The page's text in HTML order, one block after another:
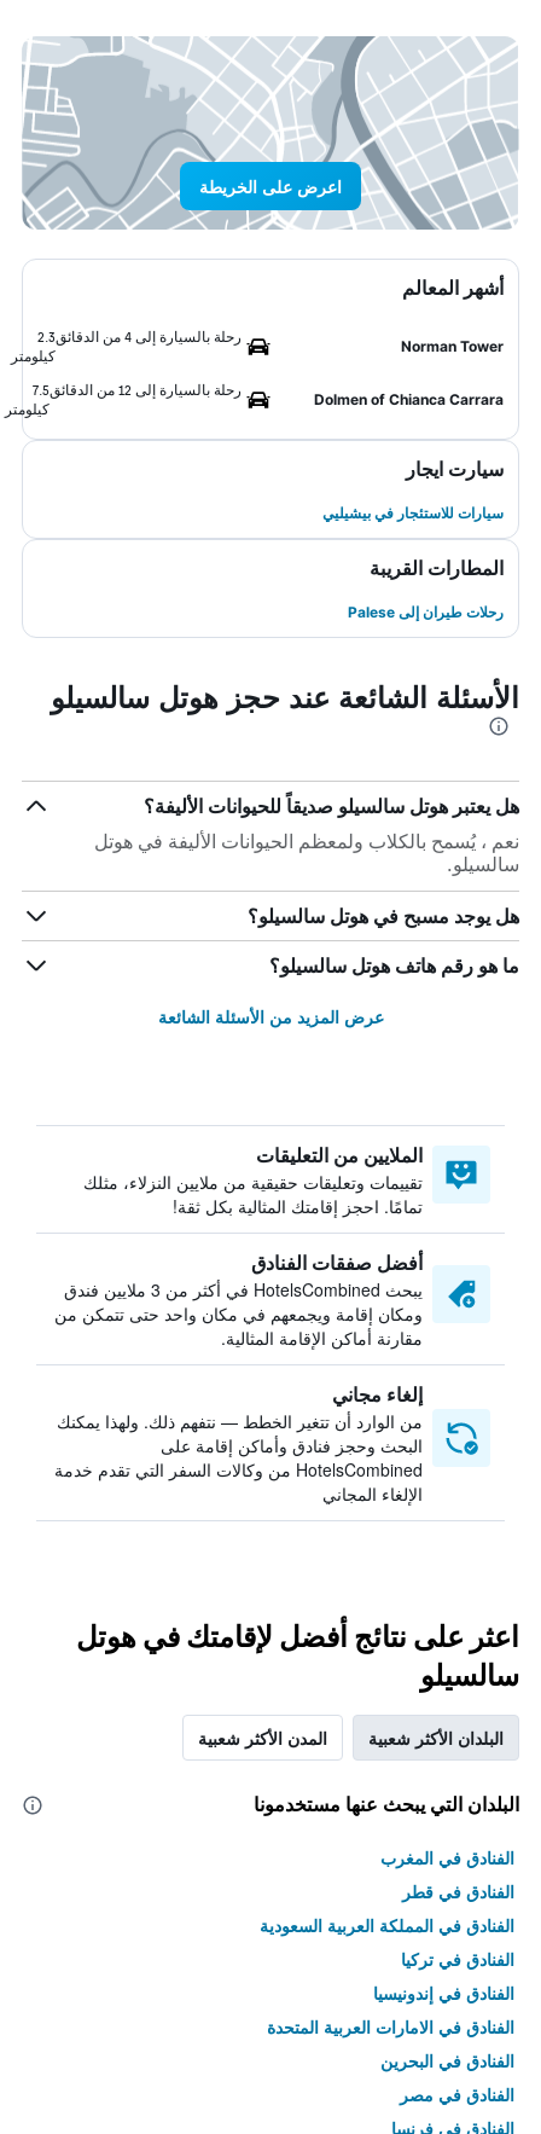
اعرض على الخريطة
أشهر المعالم
Norman Tower
رحلة بالسيارة إلى 4 من الدقائق
2.3
كيلومتر
Dolmen of Chianca Carrara
رحلة بالسيارة إلى 12 من الدقائق
7.5
كيلومتر
سيارت ايجار
سيارات للاستئجار في بيشيليي
المطارات القريبة
رحلات طيران إلى Palese
الأسئلة الشائعة عند حجز هوتل سالسيلو
هل يعتبر هوتل سالسيلو صديقاً للحيوانات الأليفة؟
نعم ، يُسمح بالكلاب ولمعظم الحيوانات الأليفة في هوتل
سالسيلو.
هل يوجد مسبح في هوتل سالسيلو؟
ما هو رقم هاتف هوتل سالسيلو؟
عرض المزيد من الأسئلة الشائعة
الملايين من التعليقات
تقييمات وتعليقات حقيقية من ملايين النزلاء، مثلك
تمامًا. احجز إقامتك المثالية بكل ثقة!
أفضل صفقات الفنادق
يبحث HotelsCombined في أكثر من 3 ملايين فندق
ومكان إقامة ويجمعهم في مكان واحد حتى تتمكن من
مقارنة أماكن الإقامة المثالية.
إلغاء مجاني
من الوارد أن تتغير الخطط — نتفهم ذلك. ولهذا يمكنك
البحث وحجز فنادق وأماكن إقامة على
HotelsCombined من وكالات السفر التي تقدم خدمة
الإلغاء المجاني
اعثر على نتائج أفضل لإقامتك في هوتل
سالسيلو
البلدان الأكثر شعبية المدن الأكثر شعبية
البلدان التي يبحث عنها مستخدمونا
الفنادق في المغرب
الفنادق في قطر
الفنادق في المملكة العربية السعودية
الفنادق في تركيا
الفنادق في إندونيسيا
الفنادق في الامارات العربية المتحدة
الفنادق في البحرين
الفنادق في مصر
الفنادق في فرنسا